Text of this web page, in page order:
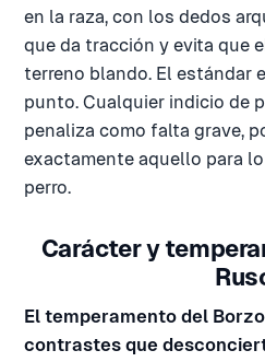
en la raza, con los dedos
que da tracción y evita que
terreno blando. El estándar
punto. Cualquier indicio de
penaliza como falta grave,
exactamente aquello para
perro.
Carácter y
El temperamento del
contrastes que